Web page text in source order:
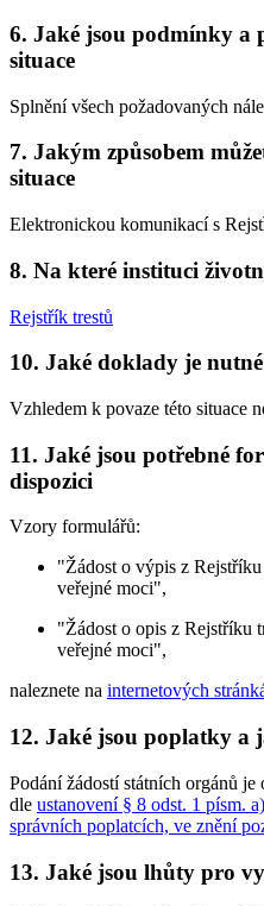
6. Jaké jsou podmínky a
situace
Splnění všech požadovaných
7. Jakým způsobem
situace
Elektronickou komunikací s
8. Na které instituci
Rejstřík trestů
10. Jaké doklady je
Vzhledem k povaze této situace
11. Jaké jsou potřebné
dispozici
Vzory formulářů:
"Žádost o výpis z
veřejné moci",
"Žádost o opis z Rejstříku
veřejné moci",
naleznete na internetových
12. Jaké jsou poplatky a
Podání žádostí státních orgánů
dle ustanovení § 8 odst. 1 písm.
správních poplatcích, ve znění
13. Jaké jsou lhůty pro